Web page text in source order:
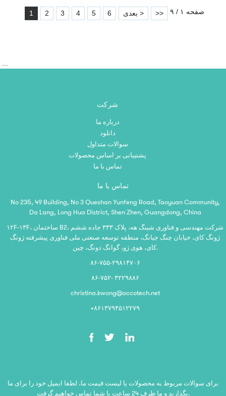
1 2 3 4 5 6 بعدی > >> صفحه ۱ / ۹
شرکت
درباره ما
دانلود
سوالات متداول
پشتیبانی بر اساس محصولات
تماس با ما
تماس با ما
No 235, 49 Building, No 3 Queshan Yunfeng Road, Taoyuan Community,
Da Lang, Long Hua District, Shen Zhen, Guangdong, China
۱۲F-۱۳F، ساختمان B2، شرکت مهندسی و فناوری شینگ هه، پلاک ۳۳۳ جاده ششم
ژونگ کای، خیابان چنگ جیانگ، منطقه توسعه صنعتی ملی فناوری پیشرفته ژونگ
کای، هوی ژو، گوانگ دونگ، چین.
۸۶-۷۵۵-۲۹۸۱۴۷۰۶
۸۶-۷۵۲- ۳۲۲۹۸۸۶
christina.kwong@accotech.net
‎+۸۶۱۳۷۹۴۵۱۲۲۷۹‎
برای سوالات مربوط به محصولات یا لیست قیمت ما، لطفا ایمیل خود را برای ما
بگذارید و ما ظرف 24 ساعت با شما تماس خواهیم گرفت.